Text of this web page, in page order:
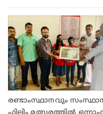
രണ്ടാംസ്ഥാനവും